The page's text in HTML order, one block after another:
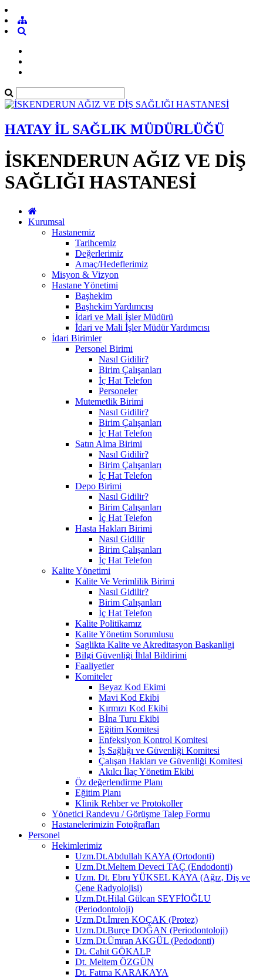
HATAY İL SAĞLIK MÜDÜRLÜĞÜ
İSKENDERUN AĞIZ VE DİŞ
SAĞLIĞI HASTANESİ
Kurumsal
Hastanemiz
Tarihcemiz
Değerlerimiz
Amaç/Hedeflerimiz
Misyon & Vizyon
Hastane Yönetimi
Başhekim
Başhekim Yardımcısı
İdari ve Mali İşler Müdürü
İdari ve Mali İşler Müdür Yardımcısı
İdari Birimler
Personel Birimi
Nasıl Gidilir?
Birim Çalışanları
İç Hat Telefon
Personeler
Mutemetlik Birimi
Nasıl Gidilir?
Birim Çalışanları
İç Hat Telefon
Satın Alma Birimi
Nasıl Gidilir?
Birim Çalışanları
İç Hat Telefon
Depo Birimi
Nasıl Gidilir?
Birim Çalışanları
İç Hat Telefon
Hasta Hakları Birimi
Nasıl Gidilir
Birim Çalışanları
İç Hat Telefon
Kalite Yönetimi
Kalite Ve Verimlilik Birimi
Nasıl Gidilir?
Birim Çalışanları
İç Hat Telefon
Kalite Politikamız
Kalite Yönetim Sorumlusu
Saglikta Kalite ve Akreditasyon Baskanligi
Bilgi Güvenliği İhlal Bildirimi
Faaliyetler
Komiteler
Beyaz Kod Ekimi
Mavi Kod Ekibi
Kırmızı Kod Ekibi
Bİna Turu Ekibi
Eğitim Komitesi
Enfeksiyon Kontrol Komitesi
İş Sağlığı ve Güvenliği Komitesi
Çalışan Hakları ve Güvenliği Komitesi
Akılcı İlaç Yönetim Ekibi
Öz değerlendirme Planı
Eğitim Planı
Klinik Rehber ve Protokoller
Yönetici Randevu / Görüşme Talep Formu
Hastanelerimizin Fotoğrafları
Personel
Hekimlerimiz
Uzm.Dt.Abdullah KAYA (Ortodonti)
Uzm.Dt.Meltem Deveci TAÇ (Endodonti)
Uzm. Dt. Ebru YÜKSEL KAYA (Ağız, Diş ve
Çene Radyolojisi)
Uzm.Dt.Hilal Gülcan SEYFİOĞLU
(Periodontoloji)
Uzm.Dt.İmren KOÇAK (Protez)
Uzm.Dt.Burçe DOĞAN (Periodontoloji)
Uzm.Dt.Ümran AKGÜL (Pedodonti)
Dt. Cahit GÖKALP
Dt. Meltem ÖZGÜN
Dt. Fatma KARAKAYA